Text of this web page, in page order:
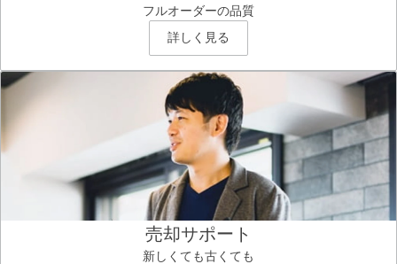
フルオーダーの品質
詳しく見る
売却サポート
新しくても古くても